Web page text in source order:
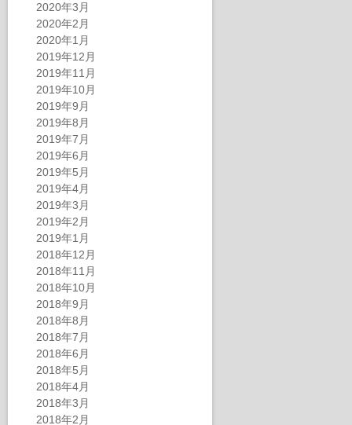
2020年3月
2020年2月
2020年1月
2019年12月
2019年11月
2019年10月
2019年9月
2019年8月
2019年7月
2019年6月
2019年5月
2019年4月
2019年3月
2019年2月
2019年1月
2018年12月
2018年11月
2018年10月
2018年9月
2018年8月
2018年7月
2018年6月
2018年5月
2018年4月
2018年3月
2018年2月